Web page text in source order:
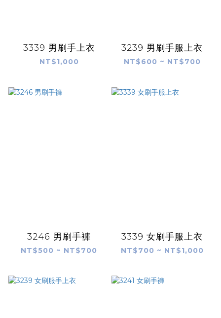
3339 男刷手上衣
NT$1,000
3239 男刷手服上衣
NT$600 ~ NT$700
3246 男刷手褲
NT$500 ~ NT$700
3339 女刷手服上衣
NT$700 ~ NT$1,000